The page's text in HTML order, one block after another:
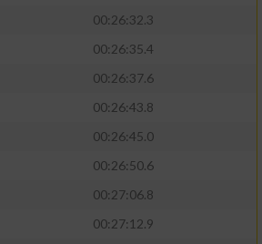
00:26:32.3
00:26:35.4
00:26:37.6
00:26:43.8
00:26:45.0
00:26:50.6
00:27:06.8
00:27:12.9